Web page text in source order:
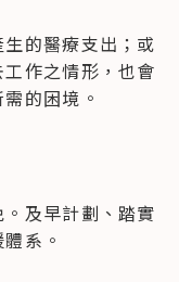
的醫療支出；或
作之情形，也會
的困境。
及早計劃、踏實
系。